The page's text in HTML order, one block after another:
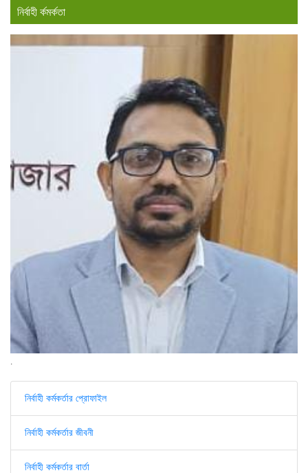
নির্বাহী র্কমর্কতা
নির্বাহী কর্মকর্তার প্রোফাইল
নির্বাহী কর্মকর্তার জীবনী
নির্বাহী কর্মকর্তার বার্তা